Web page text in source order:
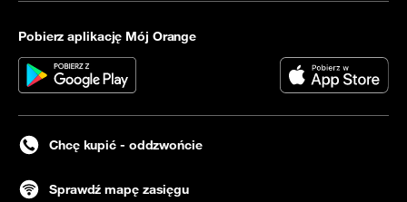
Pobierz aplikację Mój Orange
Chcę kupić - oddzwońcie
Sprawdź mapę zasięgu